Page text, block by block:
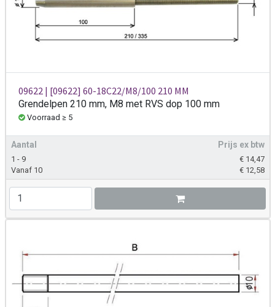
09622 | [09622] 60-18C22/M8/100 210 MM
Grendelpen 210 mm, M8 met RVS dop 100 mm
Voorraad ≥ 5
Aantal Prijs ex btw
1 - 9 € 14,47
Vanaf 10
€ 12,58